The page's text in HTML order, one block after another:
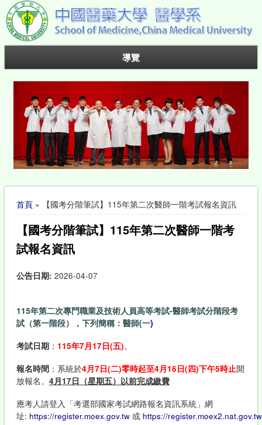
導覽
您在這裡
首頁» 【國考分階筆試】115年第二次醫師一階考試報名資訊
【國考分階筆試】115年第二次醫師一階考
試報名資訊
公告日期: 2026-04-07
115年第二次專門職業及技術人員高等考試-醫師考試分階段考
試（第一階段），下列簡稱：醫師(一)
考試日期： 115年7月17日(五)。
報名時間：系統於4月7日(二)零時起至4月16日(四)下午5時止開
放報名。 4月17日（星期五）以前完成繳費
應考人請登入「考選部國家考試網路報名資訊系統」網
址: https://register.moex.gov.tw或 https://register.moex2.nat.gov.tw